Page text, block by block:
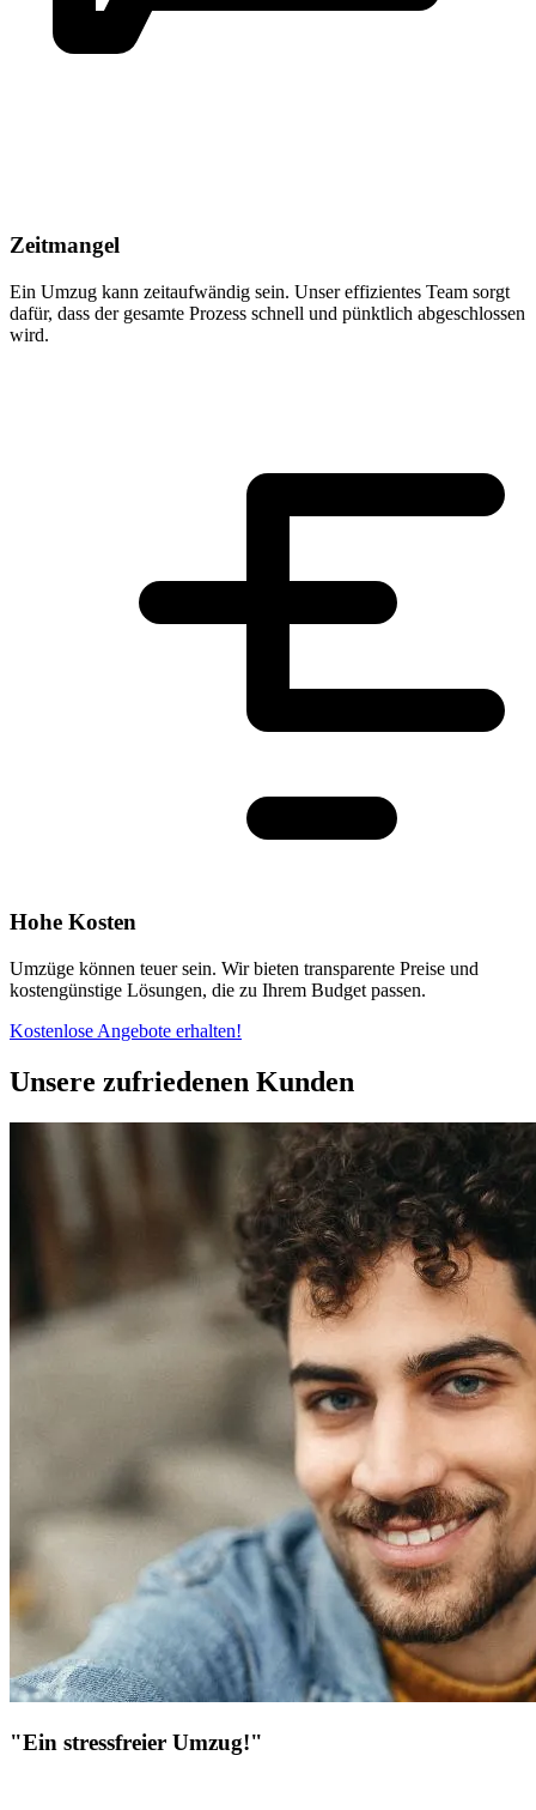
Zeitmangel
Ein Umzug kann zeitaufwändig sein. Unser effizientes Team sorgt
dafür, dass der gesamte Prozess schnell und pünktlich abgeschlossen
wird.
Hohe Kosten
Umzüge können teuer sein. Wir bieten transparente Preise und
kostengünstige Lösungen, die zu Ihrem Budget passen.
Kostenlose Angebote erhalten!
Unsere zufriedenen Kunden
"Ein stressfreier Umzug!"